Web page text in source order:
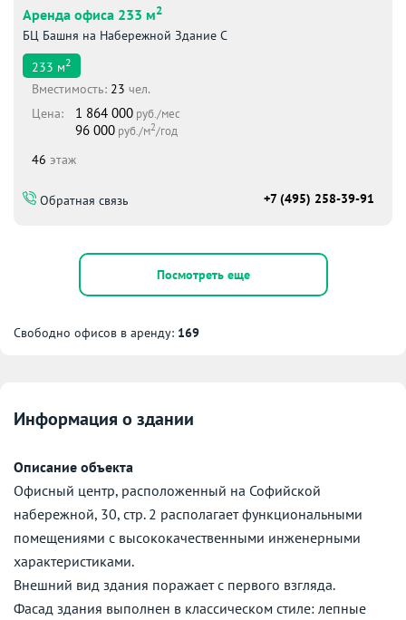
Аренда офиса 233 м2
БЦ Башня на Набережной Здание С
233 м2
Вместимоcть: 23 чел.
Цена:
1 864 000 руб./мес
96 000 руб./м2/год
46 этаж
Обратная связь +7 (495) 258-39-91
Посмотреть еще
Свободно офисов в аренду: 169
Информация о здании
Описание объекта
Офисный центр, расположенный на Софийской
набережной, 30, стр. 2 располагает функциональными
помещениями с высококачественными инженерными
характеристиками.
Внешний вид здания поражает с первого взгляда.
Фасад здания выполнен в классическом стиле: лепные